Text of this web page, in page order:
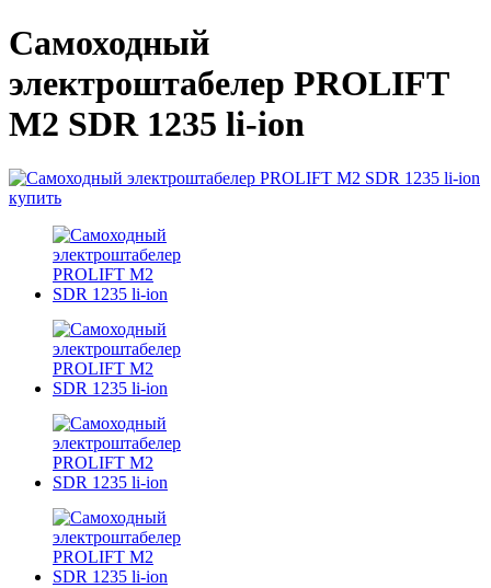
Самоходный
электроштабелер PROLIFT
M2 SDR 1235 li-ion